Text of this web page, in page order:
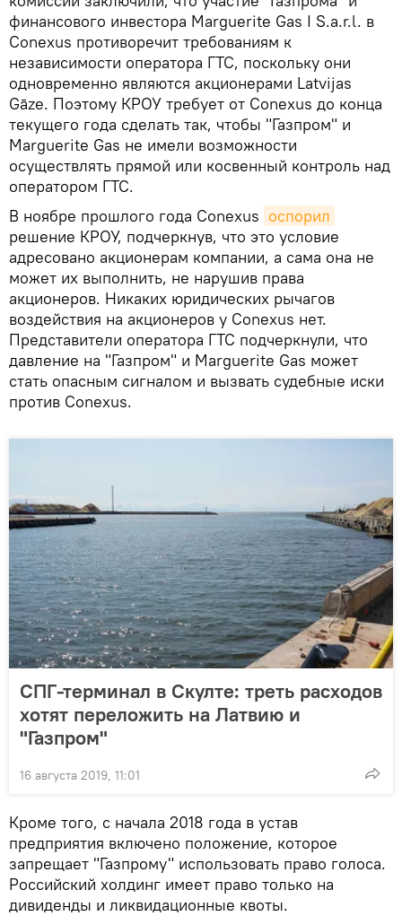
финансового инвестора Marguerite Gas I S.a.r.l. в
Conexus противоречит требованиям к
независимости оператора ГТС, поскольку они
одновременно являются акционерами Latvijas
Gāze. Поэтому КРОУ требует от Conexus до конца
текущего года сделать так, чтобы "Газпром" и
Marguerite Gas не имели возможности
осуществлять прямой или косвенный контроль над
оператором ГТС.
В ноябре прошлого года Conexus оспорил
решение КРОУ, подчеркнув, что это условие
адресовано акционерам компании, а сама она не
может их выполнить, не нарушив права
акционеров. Никаких юридических рычагов
воздействия на акционеров у Conexus нет.
Представители оператора ГТС подчеркнули, что
давление на "Газпром" и Marguerite Gas может
стать опасным сигналом и вызвать судебные иски
против Conexus.
СПГ-терминал в Скулте: треть расходов
хотят переложить на Латвию и
"Газпром"
16 августа 2019, 11:01
Кроме того, с начала 2018 года в устав
предприятия включено положение, которое
запрещает "Газпрому" использовать право голоса.
Российский холдинг имеет право только на
дивиденды и ликвидационные квоты.